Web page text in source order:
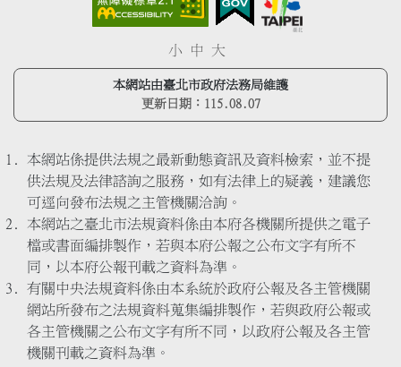
小 中 大
本網站由臺北市政府法務局維護
更新日期： 115.08.07
本網站係提供法規之最新動態資訊及資料檢索，並不提
供法規及法律諮詢之服務，如有法律上的疑義，建議您
可逕向發布法規之主管機關洽詢。
本網站之臺北市法規資料係由本府各機關所提供之電子
檔或書面編排製作，若與本府公報之公布文字有所不
同，以本府公報刊載之資料為準。
有關中央法規資料係由本系統於政府公報及各主管機關
網站所發布之法規資料蒐集編排製作，若與政府公報或
各主管機關之公布文字有所不同，以政府公報及各主管
機關刊載之資料為準。